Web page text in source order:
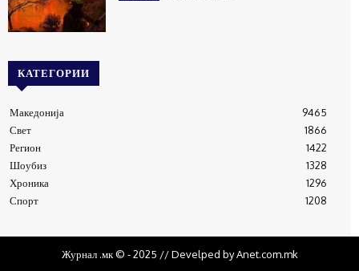
КАТЕГОРИИ
Македонија
9465
Свет
1866
Регион
1422
Шоубиз
1328
Хроника
1296
Спорт
1208
Журнал .мк © - 2025 // Develped by Anet.com.mk